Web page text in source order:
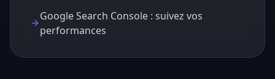
Google Search Console : suivez vos
performances